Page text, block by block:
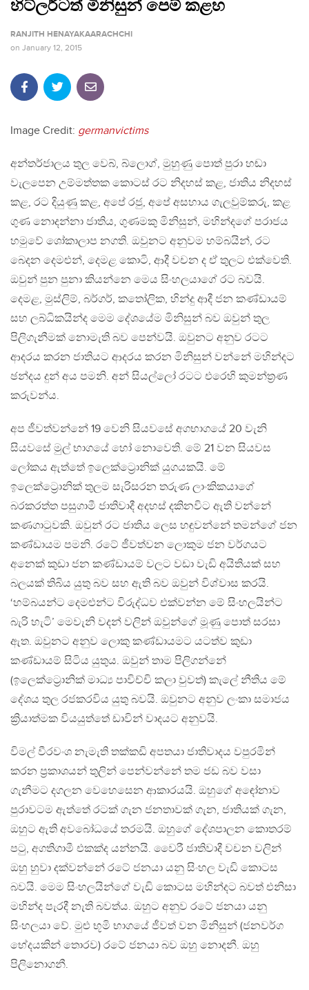
හිට්ලර්ටත් මිනිසුන් පෙම් කළහ
RANJITH HENAYAKAARACHCHI
on January 12, 2015
Image Credit: germanvictims
අන්තර්ජාලය තුල වෙබ්, බ්ලොග්, මුහුණු පොත් පුරා හඬා
වැලපෙන උම්මත්තක කොටස් රට නිදහස් කළ, ජාතිය නිදහස්
කළ, රට දියුණු කළ, අපේ රජු, අපේ අසහාය ගැලවුම්කරු, කළ
ගුණ නොදන්නා ජාතිය, ගුණමකු මිනිසුන්, මහින්දගේ පරාජය
හමුවේ ශෝකාලාප නගති. ඔවුනට අනුවම හම්බයින්, රට
බෙදන දෙමළුන්, දෙමළ කොටි, ආදී වචන ද ඒ තුලට එක්වෙති.
ඔවුන් පුන පුනා කියන්නෙ මෙය සිංහලයාගේ රට බවයි.
දෙමළ, මුස්ලිම්, බර්ගර්, කතෝලික, හින්දු ආදී ජන කණ්ඩායම්
සහ ලබ්ධිකයින්ද මෙම දේශයේම මිනිසුන් බව ඔවුන් තුල
පිලිගැනීමක් නොමැති බව පෙන්වයි. ඔවුනට අනුව රටට
ආදරය කරන ජාතියට ආදරය කරන මිනිසුන් වන්නේ මහින්දට
ඡන්දය දුන් අය පමනි. අන් සියල්ලෝ රටට එරෙහි කුමන්ත්‍රණ
කරුවන්ය.
අප ජීවත්වන්නේ 19 වෙනි සියවසේ අගභාගයේ 20 වැනි
සියවසේ මුල් භාගයේ හෝ නොවෙති. මේ 21 වන සියවස
ලෝකය ඇත්තේ ඉලෙක්ට්‍රොනික් යුගයකයි. මේ
ඉලෙක්ට්‍රොනික් තුලම සැරිසරන තරුණ ලාංකිකයාගේ
බරකරත්ත පසුගාමී ජාතිවාදී අදහස් දකිනවිට ඇති වන්නේ
කණගාටුවකි. ඔවුන් රට ජාතිය ලෙස හඳුවන්නේ තමන්ගේ ජන
කණ්ඩායම පමනි. රටේ ජීවත්වන ලොකුම ජන වර්ගයට
අනෙක් කුඩා ජන කණ්ඩායම් වලට වඩා වැඩි අයිතියක් සහ
බලයක් තිබිය යුතු බව සහ ඇති බව ඔවුන් විශ්වාස කරයි.
‘හම්බයන්ට දෙමළුන්ට විරුද්ධව එක්වන්න මේ සිංහලයින්ට
බැරි හැටි’ මෙවැනි වදන් වලින් ඔවුන්ගේ මූණු පොත් සරසා
ඇත. ඔවුනට අනුව ලොකු කණ්ඩායමට යටත්ව කුඩා
කණ්ඩායම් සිටිය යුතුය. ඔවුන් තාම පිලිගන්නේ
(ඉලෙක්ට්‍රොනික් මාධ්‍ය පාවිච්චි කලා වුවත්) කැලේ නීතිය මේ
දේශය තුල රජකරවිය යුතු බවයි. ඔවුනට අනුව ලංකා සමාජය
ක්‍රියාත්මක වියයුත්තේ ඩාවින් වාදයට අනුවයි.
විමල් වීරවංශ නැමැති තක්කඩි අපතයා ජාතිවාදය වපුරමින්
කරන ප්‍රකාශයන් තුලින් පෙන්වන්නේ තම ජඩ බව වසා
ගැනීමට දගලන වෙහෙසෙන ආකාරයයි. ඔහුගේ අඳෝනාව
පුරාවටම ඇත්තේ රටක් ගැන‍ ජනතාවක් ගැන, ජාතියක් ගැන,
ඔහුට ඇති අවබෝධයේ තරමයි. ඔහුගේ දේශපාලන කොතරම්
පටු, අගතිගාමී එකක්ද යන්නයි. වෛරී ජාතිවාදී වචන වලින්
ඔහු හුවා දක්වන්නේ රටේ ජනයා යනු සිංහල වැඩි කොටස
බවයි. මෙම සිංහලයින්ගේ වැඩි කොටස මහින්දට බවත් එනිසා
මහින්ද පැරදී නැති බවත්ය. ඔහුට අනුව රටේ ජනයා යනු
සිංහලයා වේ. මුළු භූමි භාගයේ ජීවත් වන මිනිසුන් (ජනවර්ග
භේදයකින් තොරව) රටේ ජනයා බව ඔහු නොදනී. ඔහු
පිලිනොගනී.